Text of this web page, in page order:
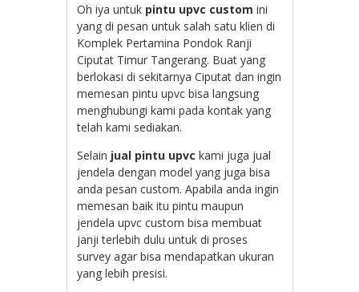
Oh iya untuk pintu upvc custom ini
yang di pesan untuk salah satu klien di
Komplek Pertamina Pondok Ranji
Ciputat Timur Tangerang. Buat yang
berlokasi di sekitarnya Ciputat dan ingin
memesan pintu upvc bisa langsung
menghubungi kami pada kontak yang
telah kami sediakan.
Selain jual pintu upvc kami juga jual
jendela dengan model yang juga bisa
anda pesan custom. Apabila anda ingin
memesan baik itu pintu maupun
jendela upvc custom bisa membuat
janji terlebih dulu untuk di proses
survey agar bisa mendapatkan ukuran
yang lebih presisi.